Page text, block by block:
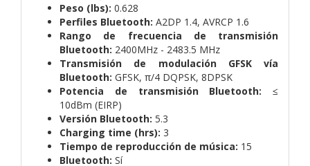
Peso (lbs): 0.628
Perfiles Bluetooth: A2DP 1.4, AVRCP 1.6
Rango de frecuencia de transmisión
Bluetooth: 2400MHz - 2483.5 MHz
Transmisión de modulación GFSK vía
Bluetooth: GFSK, π/4 DQPSK, 8DPSK
Potencia de transmisión Bluetooth: ≤
10dBm (EIRP)
Versión Bluetooth: 5.3
Charging time (hrs): 3
Tiempo de reproducción de música: 15
Bluetooth: Sí